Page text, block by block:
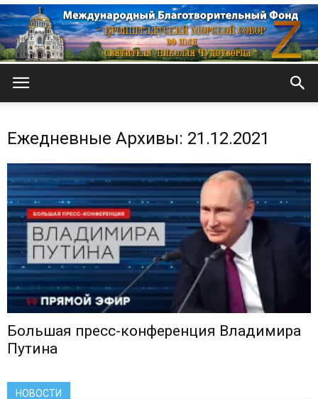
собор
Ежедневные Архивы: 21.12.2021
Большая пресс-конференция Владимира
Путина
НОВОСТИ